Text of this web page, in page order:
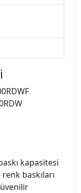
kapasitesi
renk baskıları